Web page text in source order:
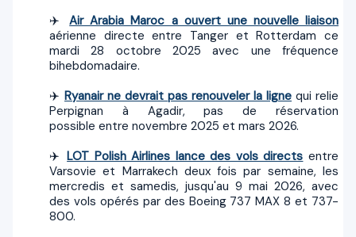
✈️Air Arabia Maroc a ouvert une nouvelle liaison
aérienne directe entre Tanger et Rotterdam ce
mardi 28 octobre 2025 avec une fréquence
bihebdomadaire.
✈️ Ryanair ne devrait pas renouveler la ligne qui relie
Perpignan à Agadir, pas de réservation
possible entre novembre 2025 et mars 2026.
✈️LOT Polish Airlines lance des vols directs entre
Varsovie et Marrakech deux fois par semaine, les
mercredis et samedis, jusqu'au 9 mai 2026, avec
des vols opérés par des Boeing 737 MAX 8 et 737-
800.